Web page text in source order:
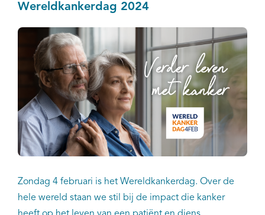
Wereldkankerdag 2024
Zondag 4 februari is het Wereldkankerdag. Over de
hele wereld staan we stil bij de impact die kanker